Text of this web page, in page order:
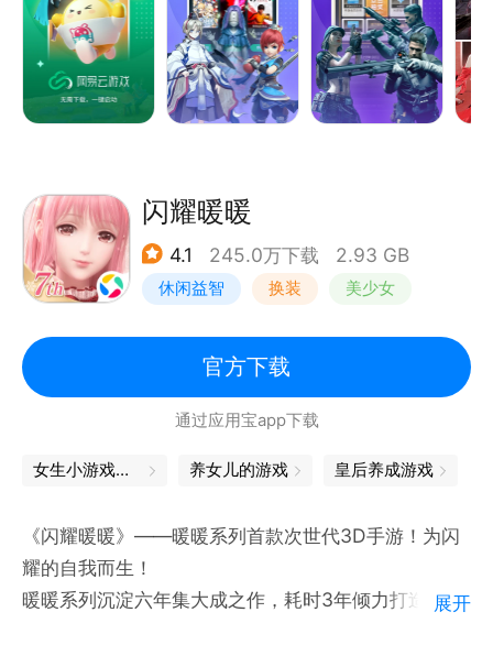
之后、明日方舟、崩坏、逆水寒、激战2、我的世界等
超多正版游戏。
作，不安装不下载，一键启动。
2.多端覆盖随时高配：手机、电脑、网页无缝切换，无
惧低配，随时随地高配云游。
3.超多福利免费畅玩：付费大作免费试玩，用手机也能
4.定制键位丝滑操作：高度自由化的键位设置，让键位
适应你的操作，随时沉浸玩游戏。
闪耀暖暖
4.1 245.0万下载 2.93 GB
休闲益智 换装 美少女
官方下载
通过应用宝app下载
女生小游戏大全 养女儿的游戏 皇后养成游戏
《闪耀暖暖》——暖暖系列首款次世代3D手游！为闪
耀的自我而生！
暖暖系列沉淀六年集大成之作，耗时3年倾力打造！展开